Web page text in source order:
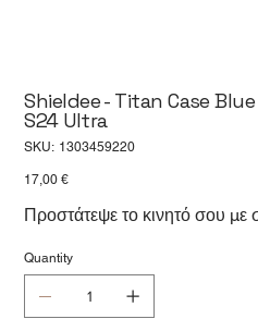
Shieldee - Titan Case
S24 Ultra
SKU: SKU
1303459220
Price
17,00 €
Προστάτεψε το κινητό σου με
Quantity